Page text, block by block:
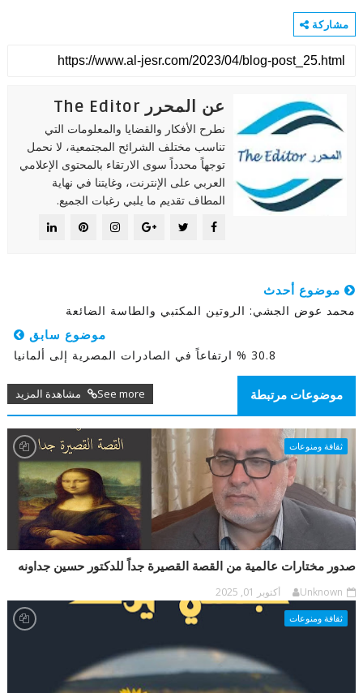
مشاركة
عن المحرر The Editor
نطرح الأفكار والقضايا والمعلومات التي
تناسب مختلف الشرائح المجتمعية، لا نحمل
توجهاً محدداً سوى الارتقاء بالمحتوى الإعلامي
العربي على الإنترنت، وغايتنا في نهاية
المطاف تقديم ما يلبي رغبات الجميع.
موضوع أحدث
محمد عوض الجشي: الروتين المكتبي والطاسة الضائعة
موضوع سابق
30.8 % ارتفاعاً في الصادرات المصرية إلى ألمانيا
موضوعات مرتبطة See more مشاهدة المزيد
ثقافة ومنوعات
صدور مختارات عالمية من القصة القصيرة جداً للدكتور حسين جداونه
Unknown أكتوبر 01, 2025
ثقافة ومنوعات